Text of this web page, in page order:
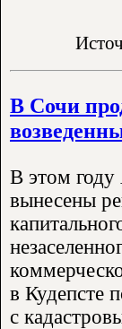
В Сочи
В этом
вынесены
в Кудепсте
с